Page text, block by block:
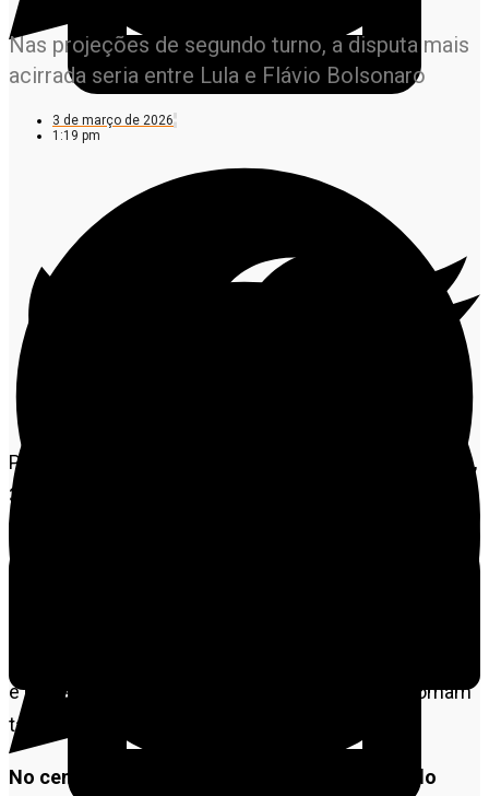
Nas projeções de segundo turno, a disputa mais
acirrada seria entre Lula e Flávio Bolsonaro
3 de março de 2026
1:19 pm
Pesquisa Realtime Bigdata divulgada nesta terça-feira,
3, mostra que no cenário da disputa presidencial com
Flávio Bolsonaro (PL),
da Silva (PT) registra 39% contra 32% do senador
e nulos 7% e não sabem ou não responderam somam
também 7%.
No cenário em que aparece o nome de Eduardo